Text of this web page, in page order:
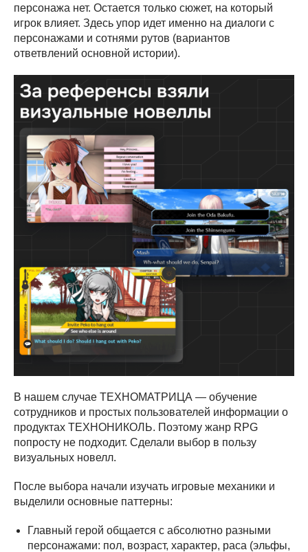
персонажа нет. Остается только сюжет, на который
игрок влияет. Здесь упор идет именно на диалоги с
персонажами и сотнями рутов (вариантов
ответвлений основной истории).
В нашем случае ТЕХНОМАТРИЦА — обучение
сотрудников и простых пользователей информации о
продуктах ТЕХНОНИКОЛЬ. Поэтому жанр RPG
попросту не подходит. Сделали выбор в пользу
визуальных новелл.
После выбора начали изучать игровые механики и
выделили основные паттерны:
Главный герой общается с абсолютно разными
персонажами: пол, возраст, характер, раса (эльфы,